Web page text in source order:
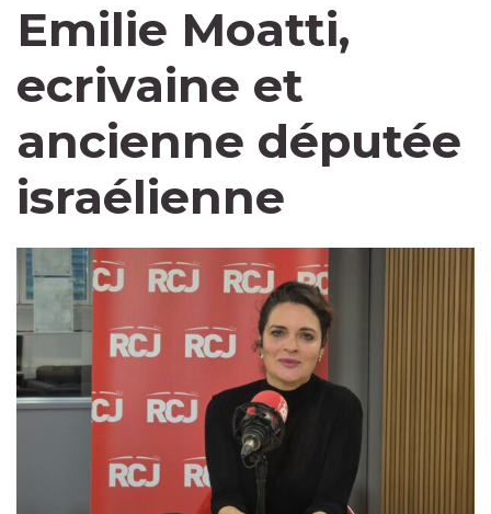
Emilie Moatti,
ecrivaine et
ancienne députée
israélienne